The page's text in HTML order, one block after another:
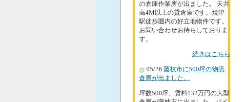
の倉庫作業所が出ました。 天井
高4M以上の貸倉庫です。焼津
駅徒歩圏内の好立地物件です。
お問い合わせお待ちしておりま
す。
続きはこちら
05/26 藤枝市に500坪の物流
倉庫が出ました。
坪数500坪、賃料132万円の大型